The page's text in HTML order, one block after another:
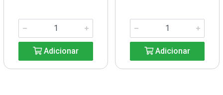
Adicionar Adicionar